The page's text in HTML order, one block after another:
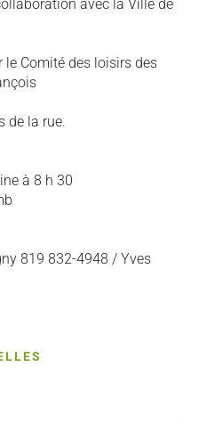
avec la Ville de
le Comité des loisirs des
de la rue.
à 8 h 30
819 832-4948 / Yves